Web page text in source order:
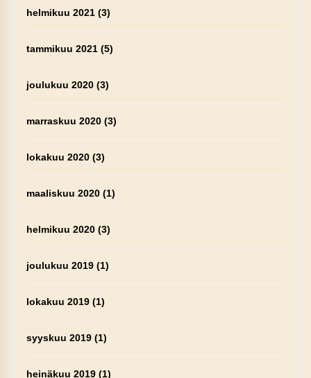
helmikuu 2021(3)
tammikuu 2021(5)
joulukuu 2020(3)
marraskuu 2020(3)
lokakuu 2020(3)
maaliskuu 2020(1)
helmikuu 2020(3)
joulukuu 2019(1)
lokakuu 2019(1)
syyskuu 2019(1)
heinäkuu 2019(1)